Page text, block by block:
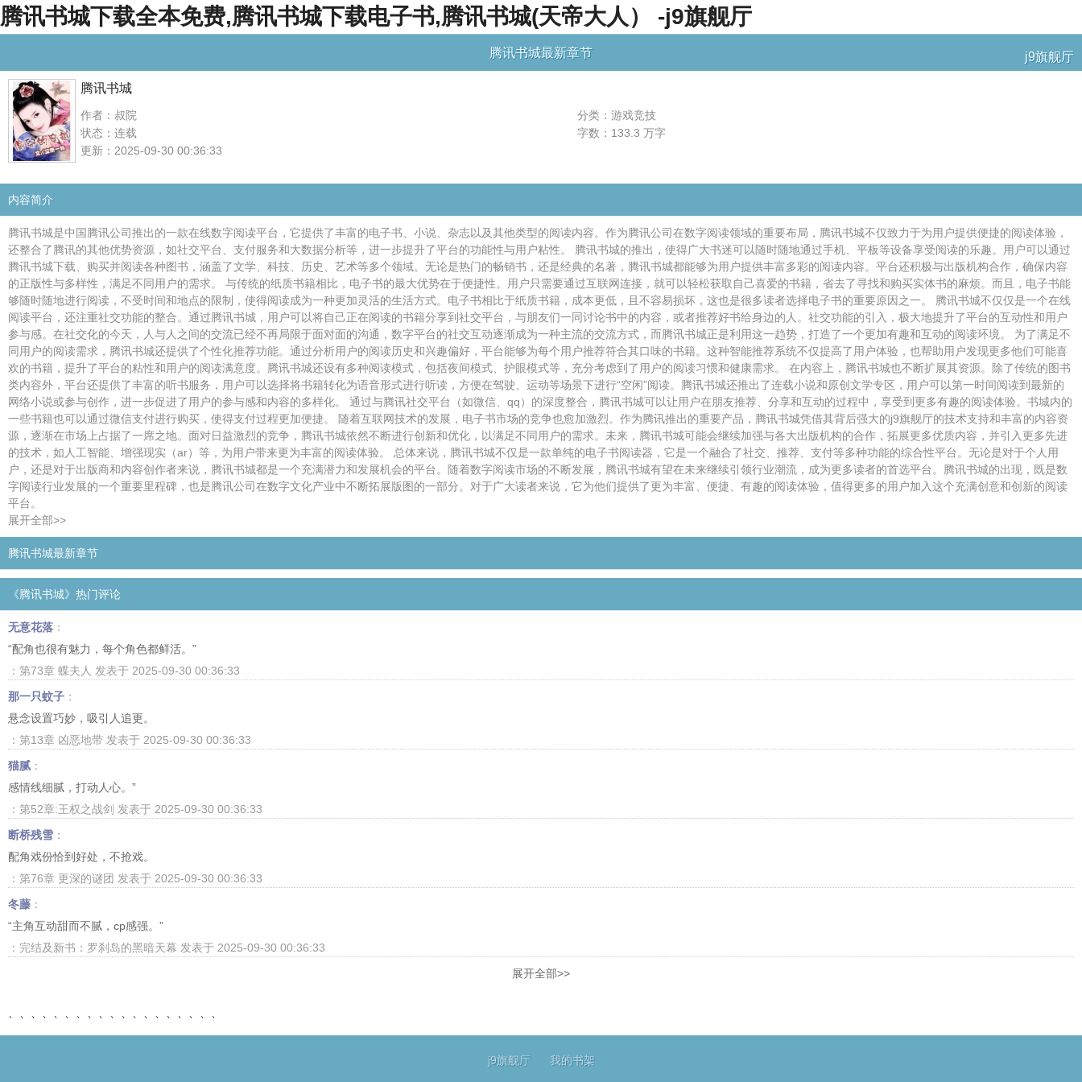
腾讯书城下载全本免费,腾讯书城下载电子书,腾讯书城(天帝大人） -j9旗舰厅
腾讯书城最新章节 j9旗舰厅
腾讯书城
作者：叔院
分类：游戏竞技
状态：连载
字数：133.3 万字
更新：2025-09-30 00:36:33
内容简介
腾讯书城是中国腾讯公司推出的一款在线数字阅读平台，它提供了丰富的电子书、小说、杂志以及其他类型的阅读内容。作为腾讯公司在数字阅读领域的重要布局，腾讯书城不仅致力于为用户提供便捷的阅读体验，
还整合了腾讯的其他优势资源，如社交平台、支付服务和大数据分析等，进一步提升了平台的功能性与用户粘性。 腾讯书城的推出，使得广大书迷可以随时随地通过手机、平板等设备享受阅读的乐趣。用户可以通过
腾讯书城下载、购买并阅读各种图书，涵盖了文学、科技、历史、艺术等多个领域。无论是热门的畅销书，还是经典的名著，腾讯书城都能够为用户提供丰富多彩的阅读内容。平台还积极与出版机构合作，确保内容
的正版性与多样性，满足不同用户的需求。 与传统的纸质书籍相比，电子书的最大优势在于便捷性。用户只需要通过互联网连接，就可以轻松获取自己喜爱的书籍，省去了寻找和购买实体书的麻烦。而且，电子书能
够随时随地进行阅读，不受时间和地点的限制，使得阅读成为一种更加灵活的生活方式。电子书相比于纸质书籍，成本更低，且不容易损坏，这也是很多读者选择电子书的重要原因之一。 腾讯书城不仅仅是一个在线
阅读平台，还注重社交功能的整合。通过腾讯书城，用户可以将自己正在阅读的书籍分享到社交平台，与朋友们一同讨论书中的内容，或者推荐好书给身边的人。社交功能的引入，极大地提升了平台的互动性和用户
参与感。在社交化的今天，人与人之间的交流已经不再局限于面对面的沟通，数字平台的社交互动逐渐成为一种主流的交流方式，而腾讯书城正是利用这一趋势，打造了一个更加有趣和互动的阅读环境。 为了满足不
同用户的阅读需求，腾讯书城还提供了个性化推荐功能。通过分析用户的阅读历史和兴趣偏好，平台能够为每个用户推荐符合其口味的书籍。这种智能推荐系统不仅提高了用户体验，也帮助用户发现更多他们可能喜
欢的书籍，提升了平台的粘性和用户的阅读满意度。腾讯书城还设有多种阅读模式，包括夜间模式、护眼模式等，充分考虑到了用户的阅读习惯和健康需求。 在内容上，腾讯书城也不断扩展其资源。除了传统的图书
类内容外，平台还提供了丰富的听书服务，用户可以选择将书籍转化为语音形式进行听读，方便在驾驶、运动等场景下进行“空闲”阅读。腾讯书城还推出了连载小说和原创文学专区，用户可以第一时间阅读到最新的
网络小说或参与创作，进一步促进了用户的参与感和内容的多样化。 通过与腾讯社交平台（如微信、qq）的深度整合，腾讯书城可以让用户在朋友推荐、分享和互动的过程中，享受到更多有趣的阅读体验。书城内的
一些书籍也可以通过微信支付进行购买，使得支付过程更加便捷。 随着互联网技术的发展，电子书市场的竞争也愈加激烈。作为腾讯推出的重要产品，腾讯书城凭借其背后强大的j9旗舰厅的技术支持和丰富的内容资
源，逐渐在市场上占据了一席之地。面对日益激烈的竞争，腾讯书城依然不断进行创新和优化，以满足不同用户的需求。未来，腾讯书城可能会继续加强与各大出版机构的合作，拓展更多优质内容，并引入更多先进
的技术，如人工智能、增强现实（ar）等，为用户带来更为丰富的阅读体验。 总体来说，腾讯书城不仅是一款单纯的电子书阅读器，它是一个融合了社交、推荐、支付等多种功能的综合性平台。无论是对于个人用
户，还是对于出版商和内容创作者来说，腾讯书城都是一个充满潜力和发展机会的平台。随着数字阅读市场的不断发展，腾讯书城有望在未来继续引领行业潮流，成为更多读者的首选平台。腾讯书城的出现，既是数
字阅读行业发展的一个重要里程碑，也是腾讯公司在数字文化产业中不断拓展版图的一部分。对于广大读者来说，它为他们提供了更为丰富、便捷、有趣的阅读体验，值得更多的用户加入这个充满创意和创新的阅读
平台。
展开全部>>
腾讯书城最新章节
《腾讯书城》热门评论
无意花落 ：
“配角也很有魅力，每个角色都鲜活。”
：第73章 蝶夫人 发表于 2025-09-30 00:36:33
那一只蚊子 ：
悬念设置巧妙，吸引人追更。
：第13章 凶恶地带 发表于 2025-09-30 00:36:33
猫腻 ：
感情线细腻，打动人心。”
：第52章:王权之战剑 发表于 2025-09-30 00:36:33
断桥残雪 ：
配角戏份恰到好处，不抢戏。
：第76章 更深的谜团 发表于 2025-09-30 00:36:33
冬藤 ：
“主角互动甜而不腻，cp感强。”
：完结及新书：罗刹岛的黑暗天幕 发表于 2025-09-30 00:36:33
展开全部>>
j9旗舰厅 我的书架